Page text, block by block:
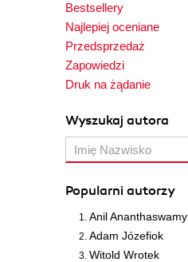
Bestsellery
Najlepiej oceniane
Przedsprzedaż
Zapowiedzi
Druk na żądanie
Wyszukaj autora
Popularni autorzy
Anil Ananthaswamy
Adam Józefiok
Witold Wrotek